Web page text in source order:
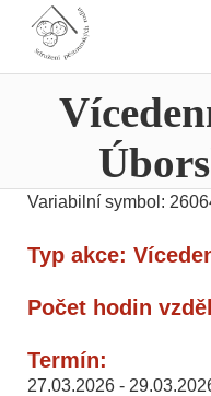
Variabilní symbol:
Typ akce:
Počet hodin
Termín:
27.03.2026 -